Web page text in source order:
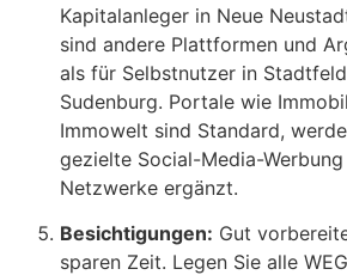
Kapitalanleger in Neue
sind andere Plattformen und
als für Selbstnutzer in
Sudenburg. Portale wie
Immowelt sind Standard,
gezielte Social-Media-
Netzwerke ergänzt.
Besichtigungen: Gut
sparen Zeit. Legen Sie alle